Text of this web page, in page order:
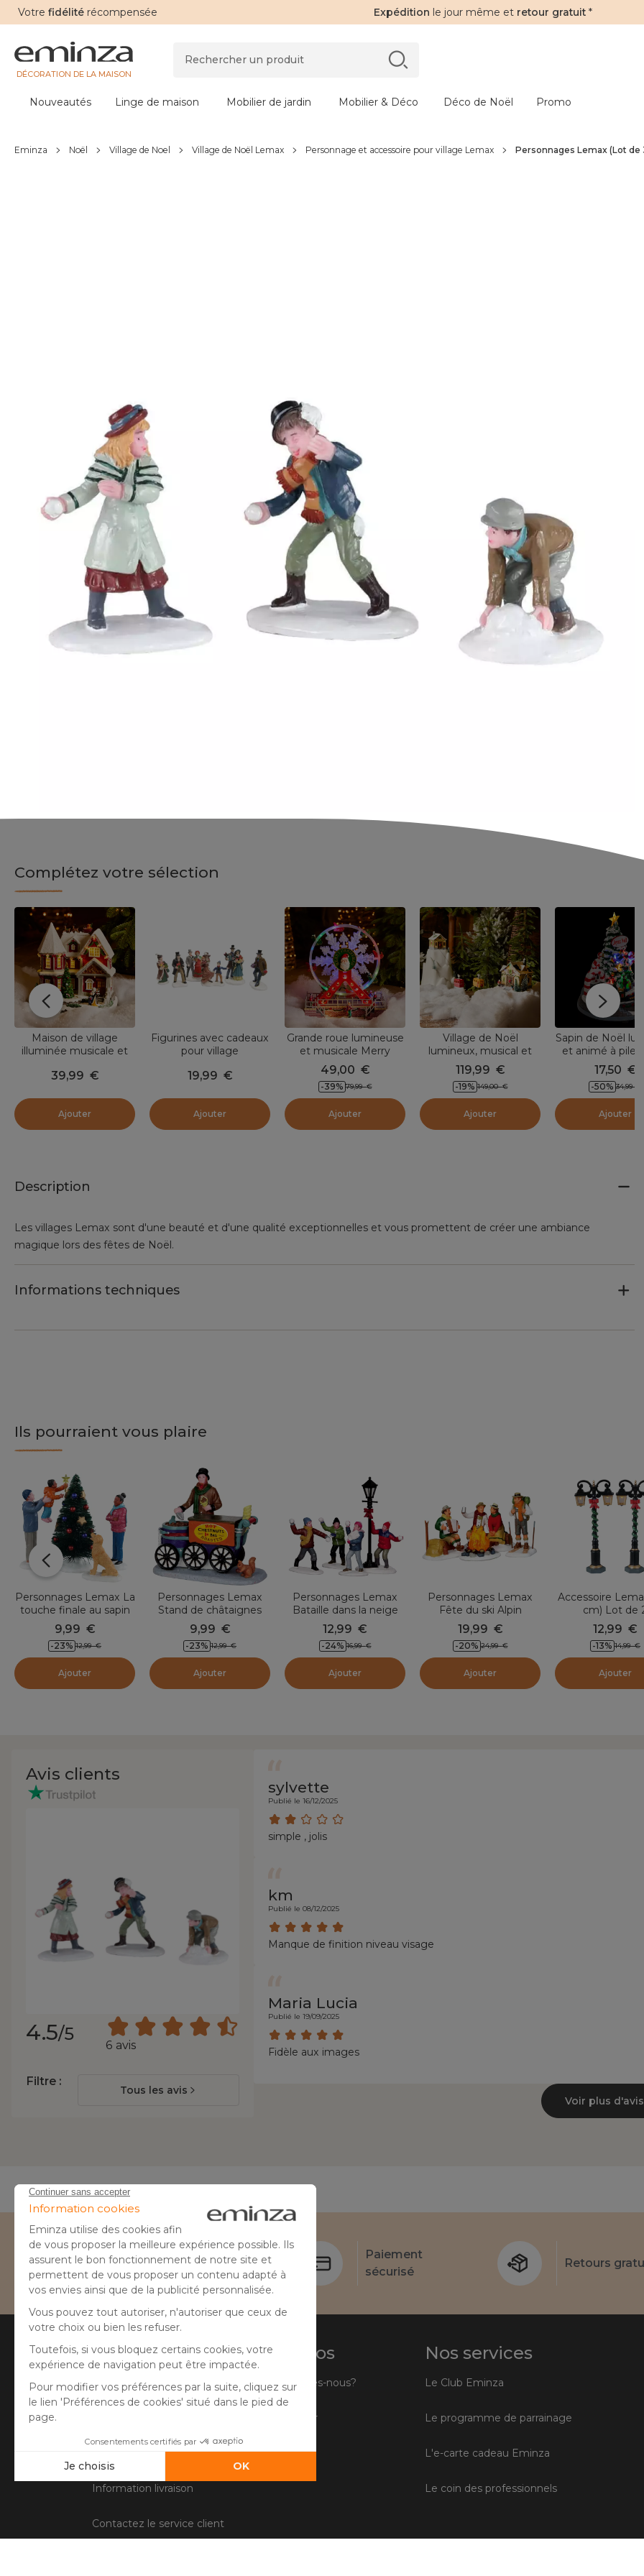
Votre fidélité récompensée Expédition le jour même et retour gratuit *
DÉCORATION DE LA MAISON
Nouveautés Linge de maison Mobilier de jardin Mobilier & Déco Déco de Noël Promo
Eminza Noël Village de Noel Village de Noël Lemax Personnage et accessoire pour village Lemax Personnages Lemax (Lot de
Complétez votre sélection
Maison de village
illuminée musicale et
cm) Camden Street
39,99 €
Ajouter
Figurines avec cadeaux
pour village
19,99 €
Ajouter
Grande roue lumineuse
et musicale Merry
Christmas
49,00 €
-39% 79,99 €
Ajouter
Village de Noël
lumineux, musical et
animé Télépherique
119,99 €
-19% 149,00 €
Ajouter
Sapin de Noël
et animé à piles
cm) Arches
d'orge
17,50 €
-50% 34,99
Ajouter
Description
Les villages Lemax sont d'une beauté et d'une qualité exceptionnelles et vous promettent de créer une ambiance
magique lors des fêtes de Noël.
Informations techniques
Ils pourraient vous plaire
Personnages Lemax La
touche finale au sapin
9,99 €
-23% 12,99 €
Ajouter
Personnages Lemax
Stand de châtaignes
grillées
9,99 €
-23% 12,99 €
Ajouter
Personnages Lemax
Bataille dans la neige
12,99 €
-24% 16,99 €
Ajouter
Personnages Lemax
Fête du ski Alpin
19,99 €
-20% 24,99 €
Ajouter
Accessoire
cm) Lot de
lampadaires à
l'ancienne
12,99 €
-13% 14,99 €
Ajouter
Avis clients
4.5/5
6 avis
Filtre :
Tous les avis
sylvette
Publié le 16/12/2025
simple , jolis
km
Publié le 08/12/2025
Manque de finition niveau visage
Maria Lucia
Publié le 19/09/2025
Fidèle aux images
Voir plus d'avis
Besoin d'aide ?
04 50 65 10 12
Paiement
sécurisé
Retours
Aide
Suivre ma commande
Questions fréquentes
Information livraison
Contactez le service client
A propos
Qui sommes-nous?
Côté Atelier
Nos services
Le Club Eminza
Le programme de parrainage
L'e-carte cadeau Eminza
Le coin des professionnels